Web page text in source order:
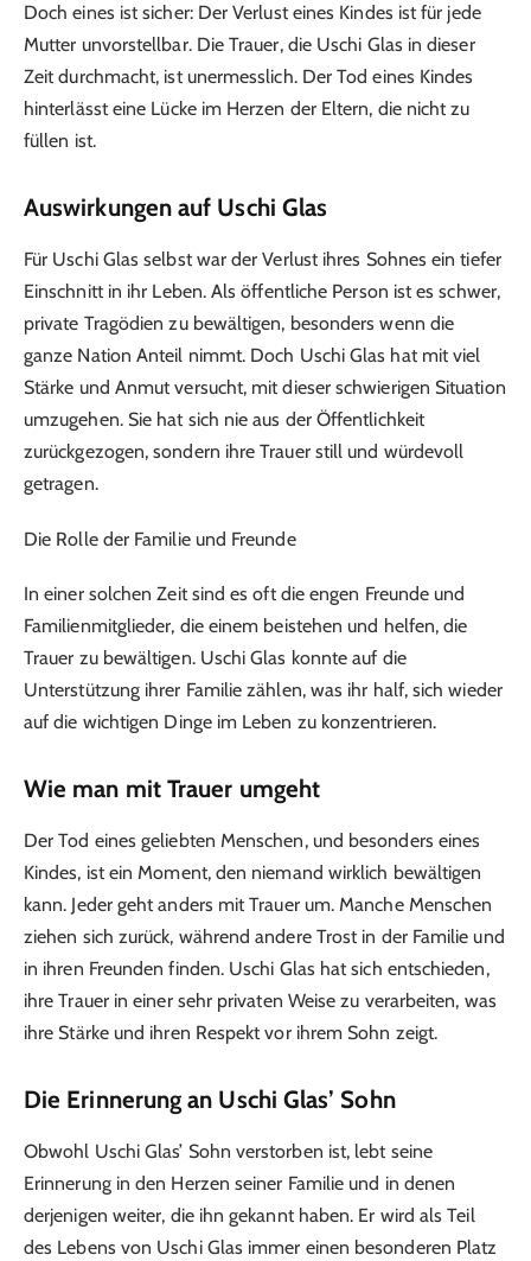
Doch eines ist sicher: Der Verlust eines Kindes ist für jede
Mutter unvorstellbar. Die Trauer, die Uschi Glas in dieser
Zeit durchmacht, ist unermesslich. Der Tod eines Kindes
hinterlässt eine Lücke im Herzen der Eltern, die nicht zu
füllen ist.
Auswirkungen auf Uschi Glas
Für Uschi Glas selbst war der Verlust ihres Sohnes ein tiefer
Einschnitt in ihr Leben. Als öffentliche Person ist es schwer,
private Tragödien zu bewältigen, besonders wenn die
ganze Nation Anteil nimmt. Doch Uschi Glas hat mit viel
Stärke und Anmut versucht, mit dieser schwierigen Situation
umzugehen. Sie hat sich nie aus der Öffentlichkeit
zurückgezogen, sondern ihre Trauer still und würdevoll
getragen.
Die Rolle der Familie und Freunde
In einer solchen Zeit sind es oft die engen Freunde und
Familienmitglieder, die einem beistehen und helfen, die
Trauer zu bewältigen. Uschi Glas konnte auf die
Unterstützung ihrer Familie zählen, was ihr half, sich wieder
auf die wichtigen Dinge im Leben zu konzentrieren.
Wie man mit Trauer umgeht
Der Tod eines geliebten Menschen, und besonders eines
Kindes, ist ein Moment, den niemand wirklich bewältigen
kann. Jeder geht anders mit Trauer um. Manche Menschen
ziehen sich zurück, während andere Trost in der Familie und
in ihren Freunden finden. Uschi Glas hat sich entschieden,
ihre Trauer in einer sehr privaten Weise zu verarbeiten, was
ihre Stärke und ihren Respekt vor ihrem Sohn zeigt.
Die Erinnerung an Uschi Glas’ Sohn
Obwohl Uschi Glas’ Sohn verstorben ist, lebt seine
Erinnerung in den Herzen seiner Familie und in denen
derjenigen weiter, die ihn gekannt haben. Er wird als Teil
des Lebens von Uschi Glas immer einen besonderen Platz